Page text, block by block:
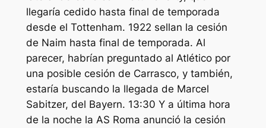
llegaría cedido hasta final de temporada
desde el Tottenham. 1922 sellan la cesión
de Naim hasta final de temporada. Al
parecer, habrían preguntado al Atlético por
una posible cesión de Carrasco, y también,
estaría buscando la llegada de Marcel
Sabitzer, del Bayern. 13:30 Y a última hora
de la noche la AS Roma anunció la cesión